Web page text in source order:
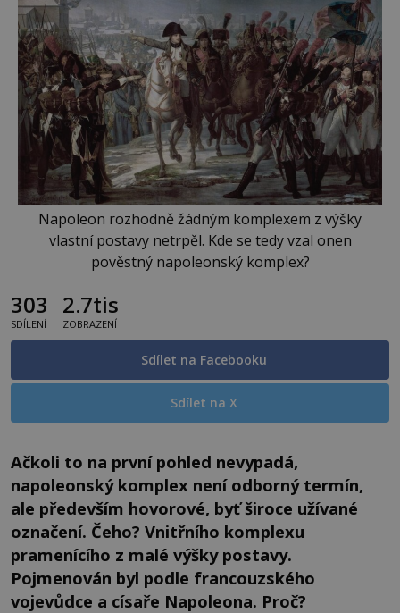
Napoleon rozhodně žádným komplexem z výšky
vlastní postavy netrpěl. Kde se tedy vzal onen
pověstný napoleonský komplex?
303
SDÍLENÍ
2.7tis
ZOBRAZENÍ
Sdílet na Facebooku
Sdílet na X
Ačkoli to na první pohled nevypadá,
napoleonský komplex není odborný termín,
ale především hovorové, byť široce užívané
označení. Čeho? Vnitřního komplexu
pramenícího z malé výšky postavy.
Pojmenován byl podle francouzského
vojevůdce a císaře Napoleona. Proč?